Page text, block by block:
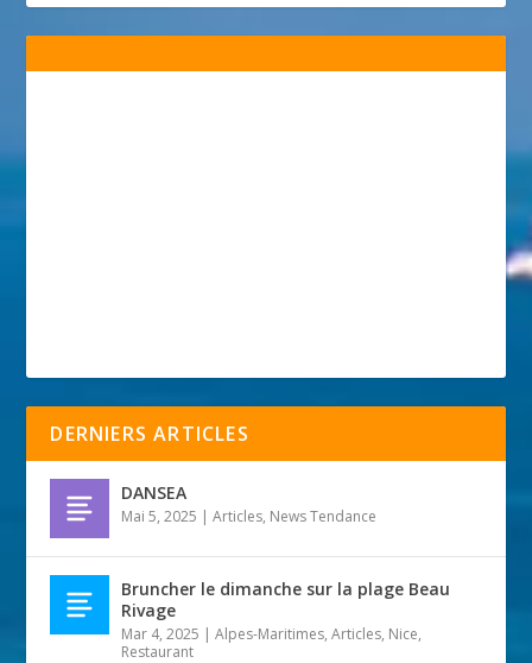
DERNIERS ARTICLES
DANSEA
Mai 5, 2025 |Articles, News Tendance
Bruncher le dimanche sur la plage Beau
Rivage
Mar 4, 2025 |Alpes-Maritimes,Articles, Nice,
Restaurant